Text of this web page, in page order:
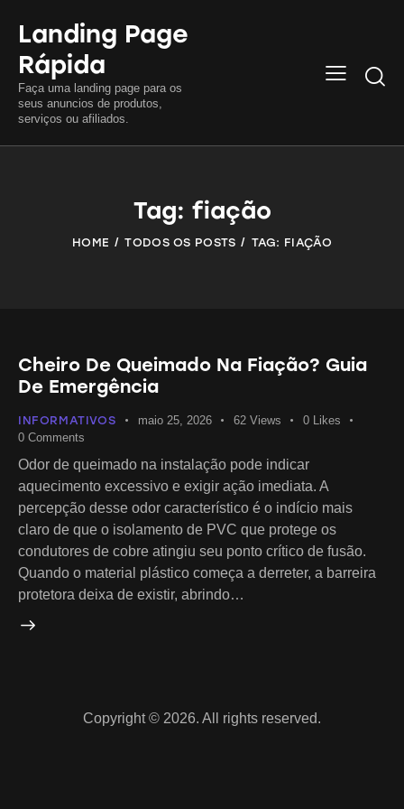
Landing Page
Rápida
Faça uma landing page para os
seus anuncios de produtos,
serviços ou afiliados.
Tag: fiação
HOME TODOS OS POSTS TAG: FIAÇÃO
Cheiro De Queimado Na Fiação? Guia
De Emergência
INFORMATIVOS maio 25, 2026 62 Views 0
Likes
0 Comments
Odor de queimado na instalação pode indicar
aquecimento excessivo e exigir ação imediata. A
percepção desse odor característico é o indício mais
claro de que o isolamento de PVC que protege os
condutores de cobre atingiu seu ponto crítico de fusão.
Quando o material plástico começa a derreter, a barreira
protetora deixa de existir, abrindo…
Copyright © 2026. All rights reserved.